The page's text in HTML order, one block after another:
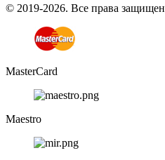
© 2019-2026. Все права
MasterCard
Maestro